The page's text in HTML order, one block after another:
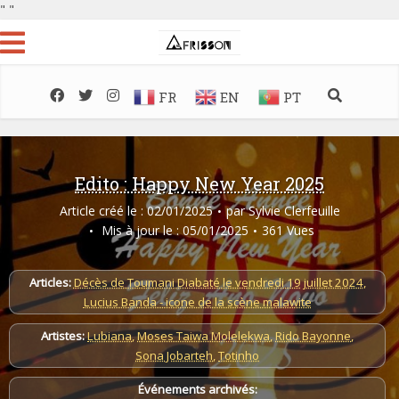
" "
FR EN PT
Edito : Happy New Year 2025
Article créé le : 02/01/2025 par Sylvie Clerfeuille
Mis à jour le : 05/01/2025
361 Vues
Articles:Décès de Toumani Diabaté le vendredi 19 juillet 2024,
Lucius Banda - icone de la scène malawite
Artistes:Lubiana,Moses Taiwa Molelekwa,Rido Bayonne,
Sona Jobarteh,Totinho
Événements archivés: